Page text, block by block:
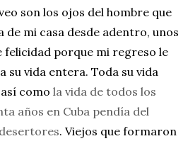
son los ojos del hombre que
de mi casa desde adentro, unos
felicidad porque mi regreso le
su vida entera. Toda su vida
como la vida de todos los
años en Cuba pendía del
. Viejos que formaron